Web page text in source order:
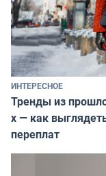
ИНТЕРЕСНОЕ
Тренды из
х — как
переплат